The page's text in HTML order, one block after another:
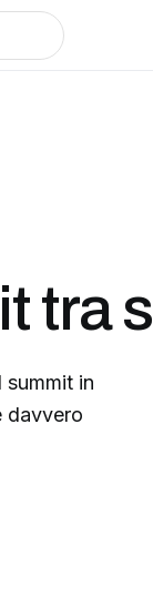
tra s
summit in
davvero